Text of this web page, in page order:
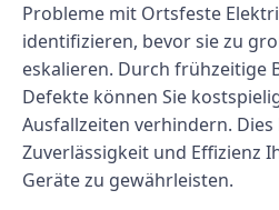
Probleme mit Ortsfeste
identifizieren, bevor sie zu
eskalieren. Durch frühzeitige
Defekte können Sie
Ausfallzeiten verhindern.
Zuverlässigkeit und Effizienz
Geräte zu gewährleisten.